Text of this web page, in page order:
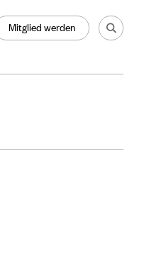
Mitglied werden